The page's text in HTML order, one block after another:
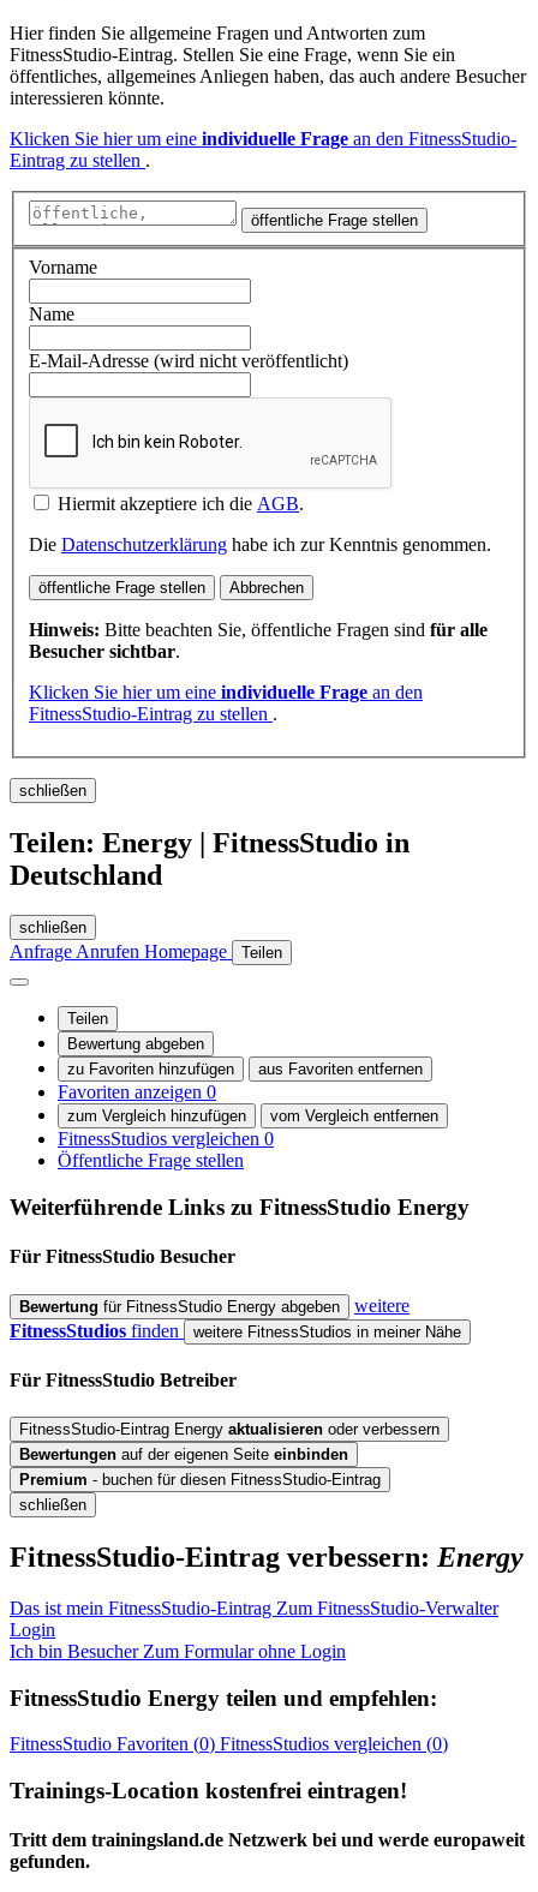
Hier finden Sie allgemeine Fragen und Antworten zum
FitnessStudio-Eintrag. Stellen Sie eine Frage, wenn Sie ein
öffentliches, allgemeines Anliegen haben, das auch andere Besucher
interessieren könnte.
Klicken Sie hier um eine individuelle Frage an den FitnessStudio-
Eintrag zu stellen .
öffentliche Frage stellen
Vorname
Name
E-Mail-Adresse (wird nicht veröffentlicht)
Hiermit akzeptiere ich die AGB.
Die Datenschutzerklärung habe ich zur Kenntnis genommen.
öffentliche Frage stellen Abbrechen
Hinweis: Bitte beachten Sie, öffentliche Fragen sind für alle
Besucher sichtbar.
Klicken Sie hier um eine individuelle Frage an den
FitnessStudio-Eintrag zu stellen .
schließen
Teilen: Energy | FitnessStudio in
Deutschland
schließen
AnfrageAnrufen Homepage Teilen
Teilen
Bewertung abgeben
zu Favoriten hinzufügen
aus Favoriten entfernen
Favoriten anzeigen 0
zum Vergleich hinzufügen vom Vergleich entfernen
FitnessStudios vergleichen 0
Öffentliche Frage stellen
Weiterführende Links zu FitnessStudio Energy
Für FitnessStudio Besucher
Bewertung für FitnessStudio Energy abgeben
weitere
FitnessStudios finden weitere FitnessStudios in meiner Nähe
Für FitnessStudio Betreiber
FitnessStudio-Eintrag Energy aktualisieren oder verbessern
Bewertungen auf der eigenen Seite einbinden
Premium - buchen für diesen FitnessStudio-Eintrag
schließen
FitnessStudio-Eintrag verbessern: Energy
Das ist mein FitnessStudio-Eintrag Zum FitnessStudio-Verwalter
Login
Ich bin Besucher Zum Formular ohne Login
FitnessStudio Energy teilen und empfehlen:
FitnessStudio Favoriten (0) FitnessStudios vergleichen (0)
Trainings-Location kostenfrei eintragen!
Tritt dem trainingsland.de Netzwerk bei und werde europaweit
gefunden.